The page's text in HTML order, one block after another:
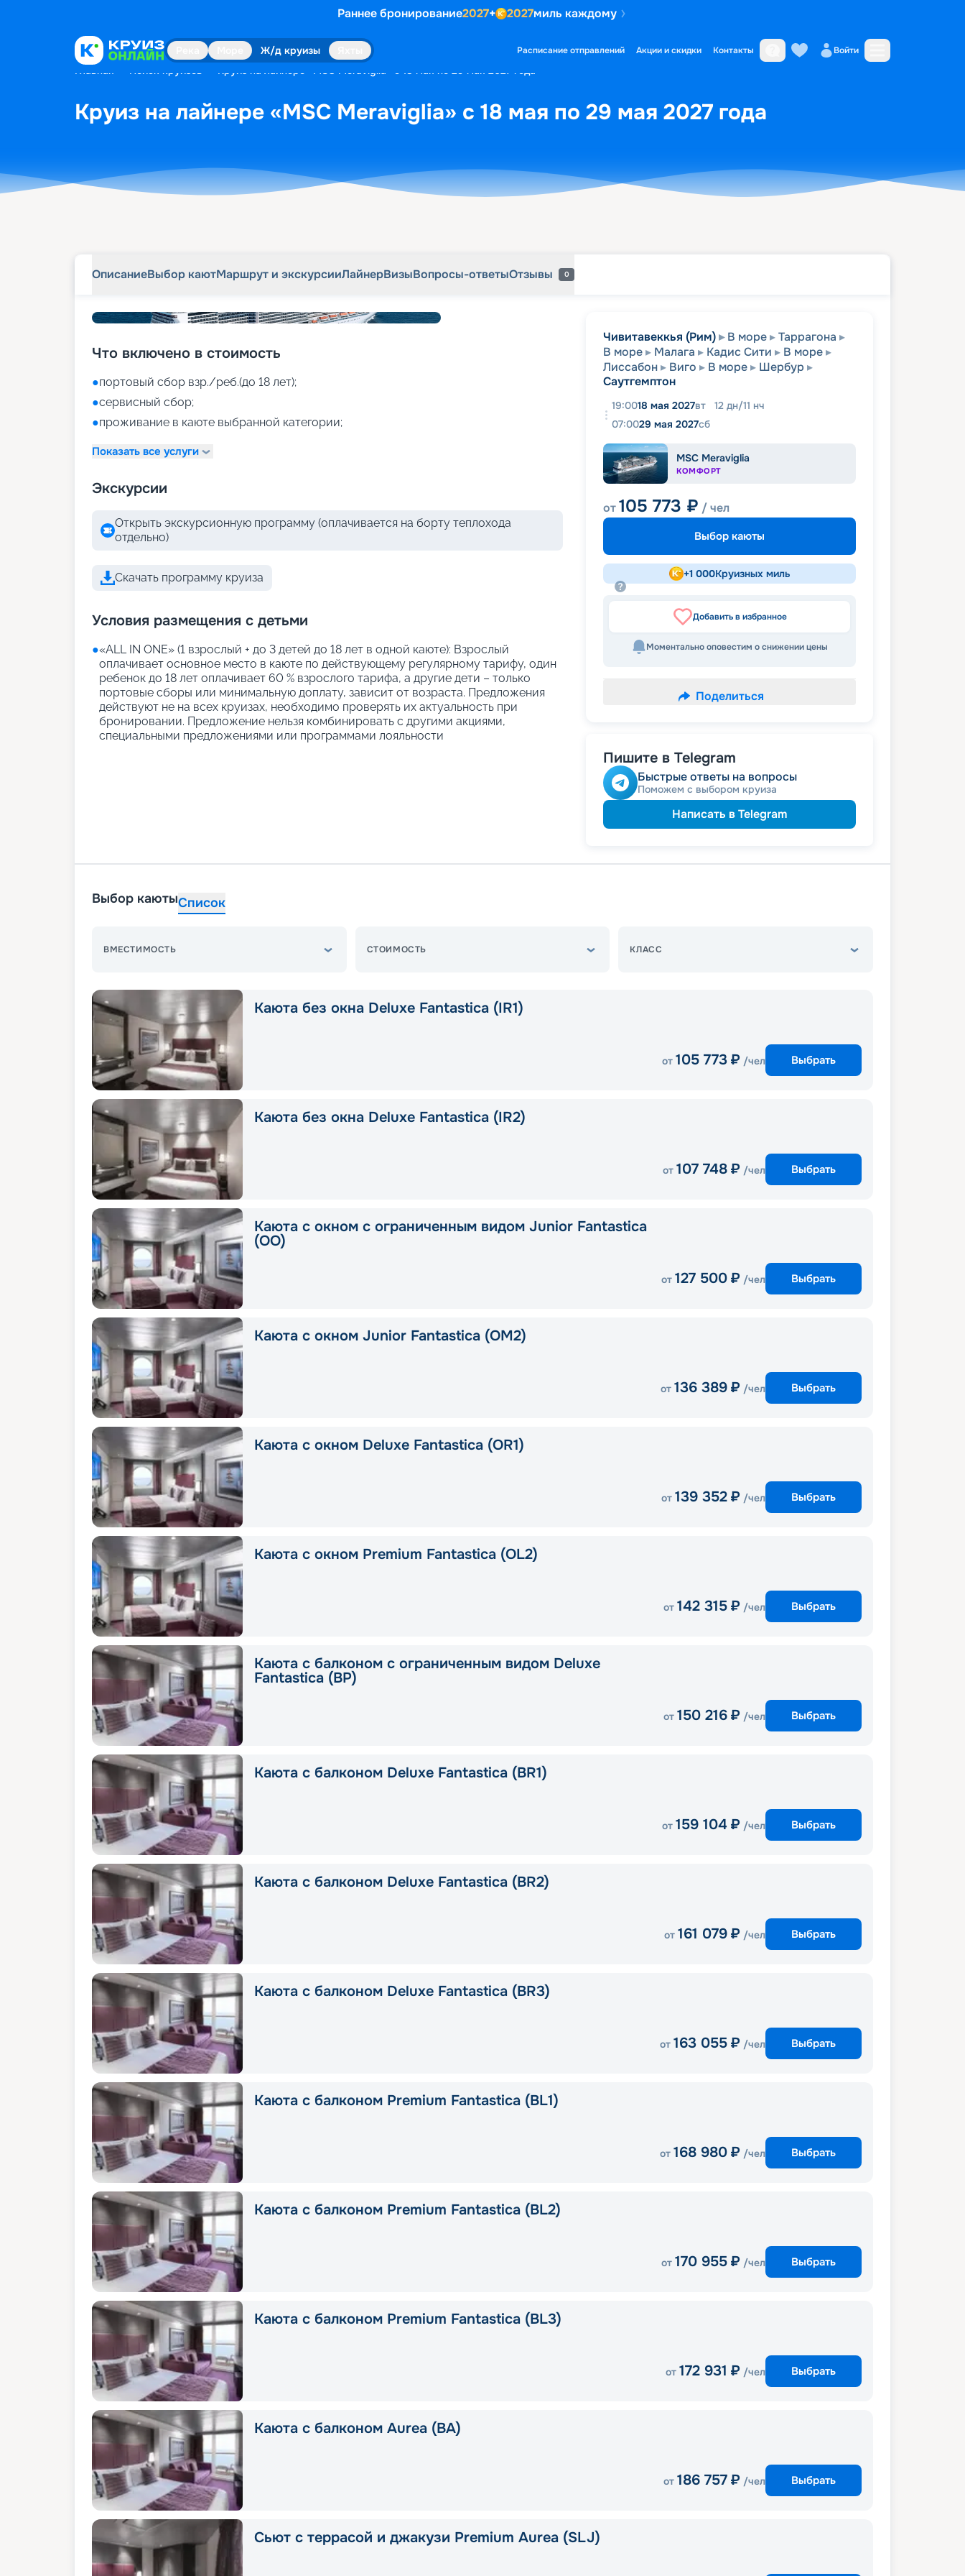
Раннее бронирование2027+ 2027миль каждому
Ж/д круизы Расписание отправлений Акции и скидки Контакты Войти
Главная Поиск круизов Круиз на лайнере «MSC Meraviglia» с 18 мая по 29 мая 2027 года
Круиз на лайнере «MSC Meraviglia» с 18 мая по 29 мая 2027 года
ОписаниеВыбор каютМаршрут и экскурсииЛайнерВизыВопросы-ответыОтзывы 0
Что включено в стоимость
●портовый сбор взр./реб.(до 18 лет);
●сервисный сбор;
●проживание в каюте выбранной категории;
Показать все услуги
Экскурсии
Открыть экскурсионную программу (оплачивается на борту теплохода
отдельно)
Скачать программу круиза
Условия размещения с детьми
●«АLL IN ONE» (1 взрослый + до 3 детей до 18 лет в одной каюте): Взрослый
оплачивает основное место в каюте по действующему регулярному тарифу, один
ребенок до 18 лет оплачивает 60 % взрослого тарифа, а другие дети – только
портовые сборы или минимальную доплату, зависит от возраста. Предложения
действуют не на всех круизах, необходимо проверять их актуальность при
бронировании. Предложение нельзя комбинировать с другими акциями,
специальными предложениями или программами лояльности
Чивитавеккья (Рим) В море
Таррагона
В море
Малага Кадис Сити
В море
Лиссабон
Виго В море
Шербур
Саутгемптон
19:0018 мая 2027вт 12 дн/11 нч
07:0029 мая 2027сб
MSC Meraviglia
КОМФОРТ
от105 773 ₽ / чел
Выбор каюты
+1 000Круизных миль
Добавить в избранное
Моментально оповестим о снижении цены
Поделиться
Пишите в Telegram
Быстрые ответы на вопросы
Поможем с выбором круиза
Написать в Telegram
Выбор каютыСписок
ВМЕСТИМОСТЬ СТОИМОСТЬ КЛАСС
Каюта без окна Deluxe Fantastica (IR1)
от 105 773 ₽ /чел Выбрать
Каюта без окна Deluxe Fantastica (IR2)
от 107 748 ₽ /чел Выбрать
Каюта с окном с ограниченным видом Junior Fantastica
(OO)
от 127 500 ₽ /чел Выбрать
Каюта с окном Junior Fantastica (OM2)
от 136 389 ₽ /чел Выбрать
Каюта с окном Deluxe Fantastica (OR1)
от 139 352 ₽ /чел Выбрать
Каюта с окном Premium Fantastica (OL2)
от 142 315 ₽ /чел Выбрать
Каюта с балконом с ограниченным видом Deluxe
Fantastica (BP)
от 150 216 ₽ /чел Выбрать
Каюта с балконом Deluxe Fantastica (BR1)
от 159 104 ₽ /чел Выбрать
Каюта с балконом Deluxe Fantastica (BR2)
от 161 079 ₽ /чел Выбрать
Каюта с балконом Deluxe Fantastica (BR3)
от 163 055 ₽ /чел Выбрать
Каюта с балконом Premium Fantastica (BL1)
от 168 980 ₽ /чел Выбрать
Каюта с балконом Premium Fantastica (BL2)
от 170 955 ₽ /чел Выбрать
Каюта с балконом Premium Fantastica (BL3)
от 172 931 ₽ /чел Выбрать
Каюта с балконом Aurea (BA)
от 186 757 ₽ /чел Выбрать
Cьют с террасой и джакузи Premium Aurea (SLJ)